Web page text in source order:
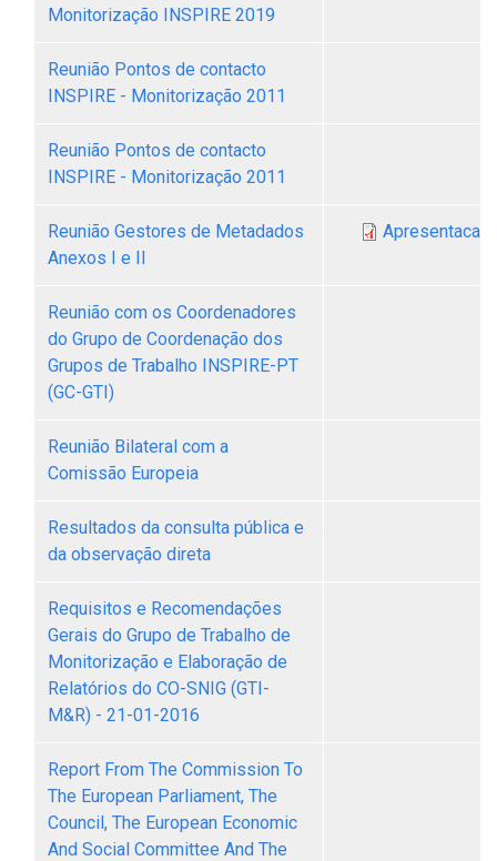
Monitorização INSPIRE 2019
Reunião Pontos de contacto
INSPIRE - Monitorização 2011
Reunião Pontos de contacto
INSPIRE - Monitorização 2011
Reunião Gestores de Metadados
Anexos I e II
Apresentacao
Reunião com os Coordenadores
do Grupo de Coordenação dos
Grupos de Trabalho INSPIRE-PT
(GC-GTI)
Reunião Bilateral com a
Comissão Europeia
Resultados da consulta pública e
da observação direta
Requisitos e Recomendações
Gerais do Grupo de Trabalho de
Monitorização e Elaboração de
Relatórios do CO-SNIG (GTI-
M&R) - 21-01-2016
Report From The Commission To
The European Parliament, The
Council, The European Economic
And Social Committee And The